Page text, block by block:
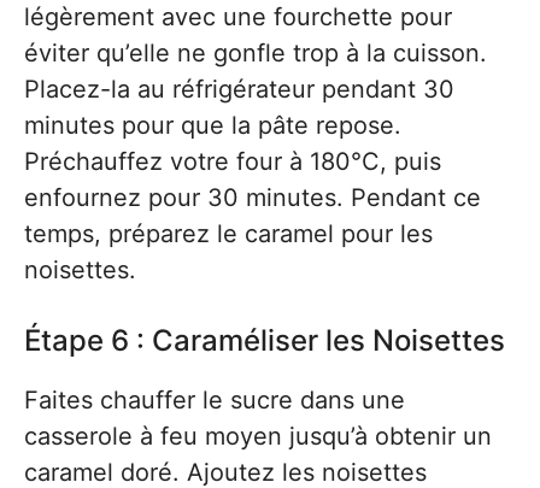
légèrement avec une fourchette pour
éviter qu’elle ne gonfle trop à la cuisson.
Placez-la au réfrigérateur pendant 30
minutes pour que la pâte repose.
Préchauffez votre four à 180°C, puis
enfournez pour 30 minutes. Pendant ce
temps, préparez le caramel pour les
noisettes.
Étape 6 : Caraméliser les Noisettes
Faites chauffer le sucre dans une
casserole à feu moyen jusqu’à obtenir un
caramel doré. Ajoutez les noisettes